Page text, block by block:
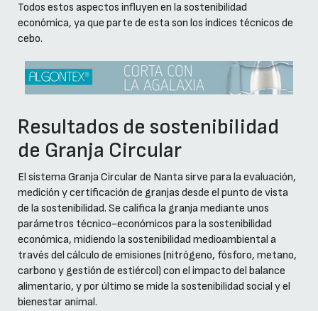
Todos estos aspectos influyen en la sostenibilidad
económica, ya que parte de esta son los índices técnicos de
cebo.
Resultados de sostenibilidad
de Granja Circular
El sistema Granja Circular de Nanta sirve para la evaluación,
medición y certificación de granjas desde el punto de vista
de la sostenibilidad. Se califica la granja mediante unos
parámetros técnico-económicos para la sostenibilidad
económica, midiendo la sostenibilidad medioambiental a
través del cálculo de emisiones (nitrógeno, fósforo, metano,
carbono y gestión de estiércol) con el impacto del balance
alimentario, y por último se mide la sostenibilidad social y el
bienestar animal.